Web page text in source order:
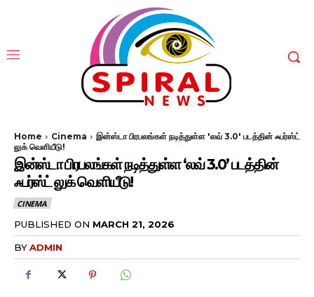
Home Cinema
இன்ஸ்டா பிரபலங்கள் நடித்துள்ள 'லவ் 3.0' படத்தின் ஃபர்ஸ்ட்
லுக் வெளியீடு!
இன்ஸ்டா பிரபலங்கள் நடித்துள்ள ‘லவ் 3.0’ படத்தின்
ஃபர்ஸ்ட் லுக் வெளியீடு!
CINEMA
PUBLISHED ON MARCH 21, 2026
BYADMIN